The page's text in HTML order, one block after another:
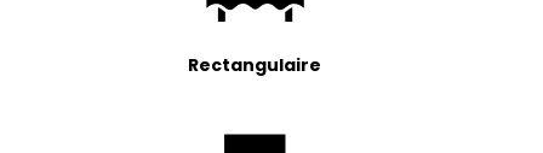
Rectangulaire